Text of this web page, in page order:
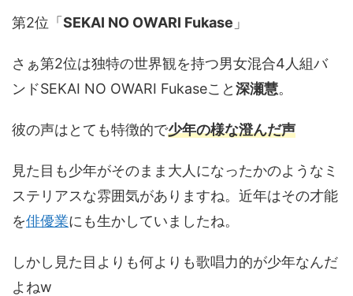
第2位「 SEKAI NO OWARI Fukase 」
さぁ第2位は独特の世界観を持つ男女混合4人組バ
ンドSEKAI NO OWARI Fukaseこと深瀬慧。
彼の声はとても特徴的で少年の様な澄んだ声
見た目も少年がそのまま大人になったかのようなミ
ステリアスな雰囲気がありますね。近年はその才能
を俳優業にも生かしていましたね。
しかし見た目よりも何よりも歌唱力的が少年なんだ
よねw